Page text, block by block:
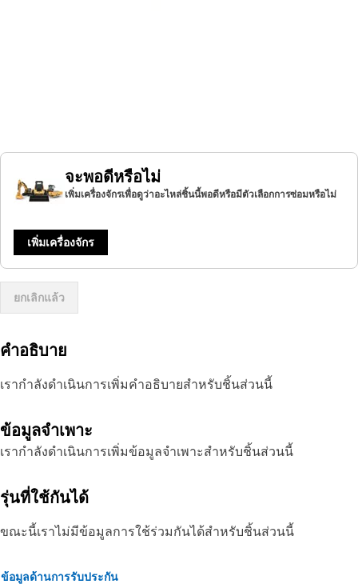
จะพอดีหรือไม่
เพิ่มเครื่องจักรเพื่อดูว่าอะไหล่ชิ้นนี้พอดีหรือมีตัวเลือกการซ่อมหรือไม่
เพิ่มเครื่องจักร
ยกเลิกแล้ว
คำอธิบาย
เรากำลังดำเนินการเพิ่มคำอธิบายสำหรับชิ้นส่วนนี้
ข้อมูลจำเพาะ
เรากำลังดำเนินการเพิ่มข้อมูลจำเพาะสำหรับชิ้นส่วนนี้
รุ่นที่ใช้กันได้
ขณะนี้เราไม่มีข้อมูลการใช้ร่วมกันได้สำหรับชิ้นส่วนนี้
ข้อมูลด้านการรับประกัน